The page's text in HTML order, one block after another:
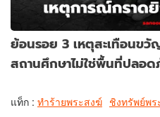
ย้อนรอย 3 เหตุสะเทือนขวั
สถานศึกษาไม่ใช่พื้นที่ปลอ
แท็ก : ทำร้ายพระสงฆ์ ชิงทรัพย์พร